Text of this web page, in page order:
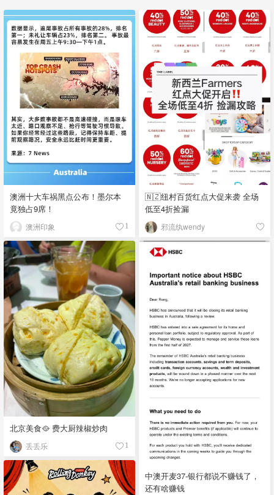
澳洲十大车祸黑点公布！墨尔本
竟独占9席！
澳洲印象 1
🇳🇿纽村百货红点大促来袭 全场
低至4折捡漏
邪流纨wendy
北京美食🥘 费大厨辣椒炒肉
丢丢乐 1
中澳开麦37-银行都说不赚钱了，
还有啥赚钱